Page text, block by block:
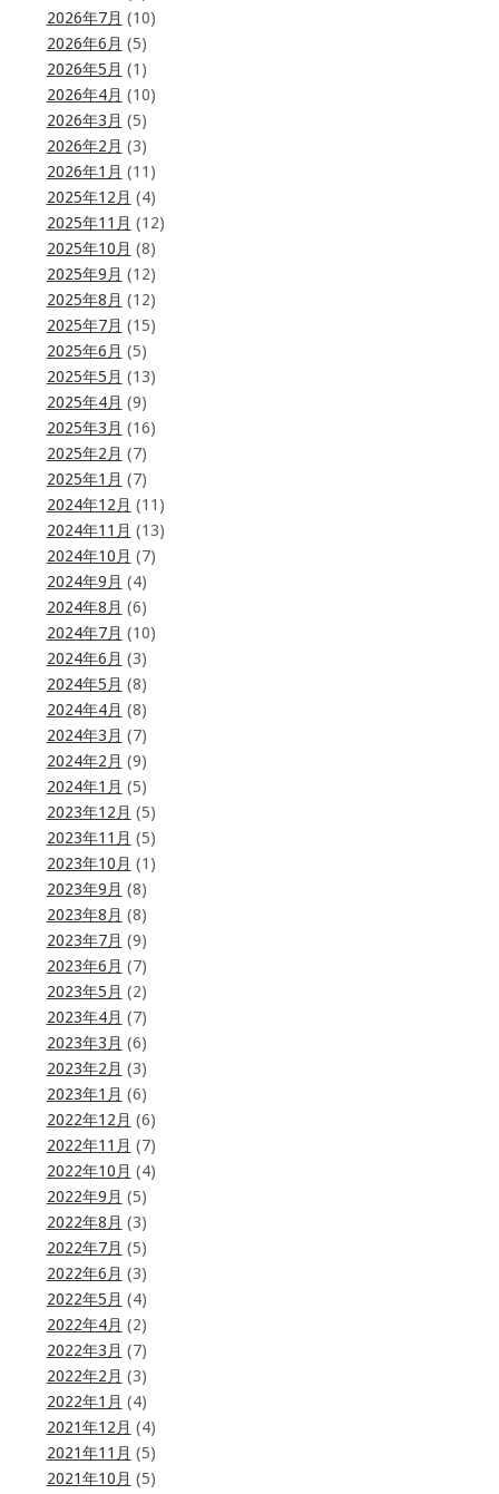
2026年7月 (10)
2026年6月 (5)
2026年5月 (1)
2026年4月 (10)
2026年3月 (5)
2026年2月 (3)
2026年1月 (11)
2025年12月 (4)
2025年11月 (12)
2025年10月 (8)
2025年9月 (12)
2025年8月 (12)
2025年7月 (15)
2025年6月 (5)
2025年5月 (13)
2025年4月 (9)
2025年3月 (16)
2025年2月 (7)
2025年1月 (7)
2024年12月 (11)
2024年11月 (13)
2024年10月 (7)
2024年9月 (4)
2024年8月 (6)
2024年7月 (10)
2024年6月 (3)
2024年5月 (8)
2024年4月 (8)
2024年3月 (7)
2024年2月 (9)
2024年1月 (5)
2023年12月 (5)
2023年11月 (5)
2023年10月 (1)
2023年9月 (8)
2023年8月 (8)
2023年7月 (9)
2023年6月 (7)
2023年5月 (2)
2023年4月 (7)
2023年3月 (6)
2023年2月 (3)
2023年1月 (6)
2022年12月 (6)
2022年11月 (7)
2022年10月 (4)
2022年9月 (5)
2022年8月 (3)
2022年7月 (5)
2022年6月 (3)
2022年5月 (4)
2022年4月 (2)
2022年3月 (7)
2022年2月 (3)
2022年1月 (4)
2021年12月 (4)
2021年11月 (5)
2021年10月 (5)